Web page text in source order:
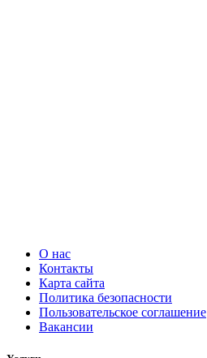
О нас
Контакты
Карта сайта
Политика безопасности
Пользовательское соглашение
Вакансии